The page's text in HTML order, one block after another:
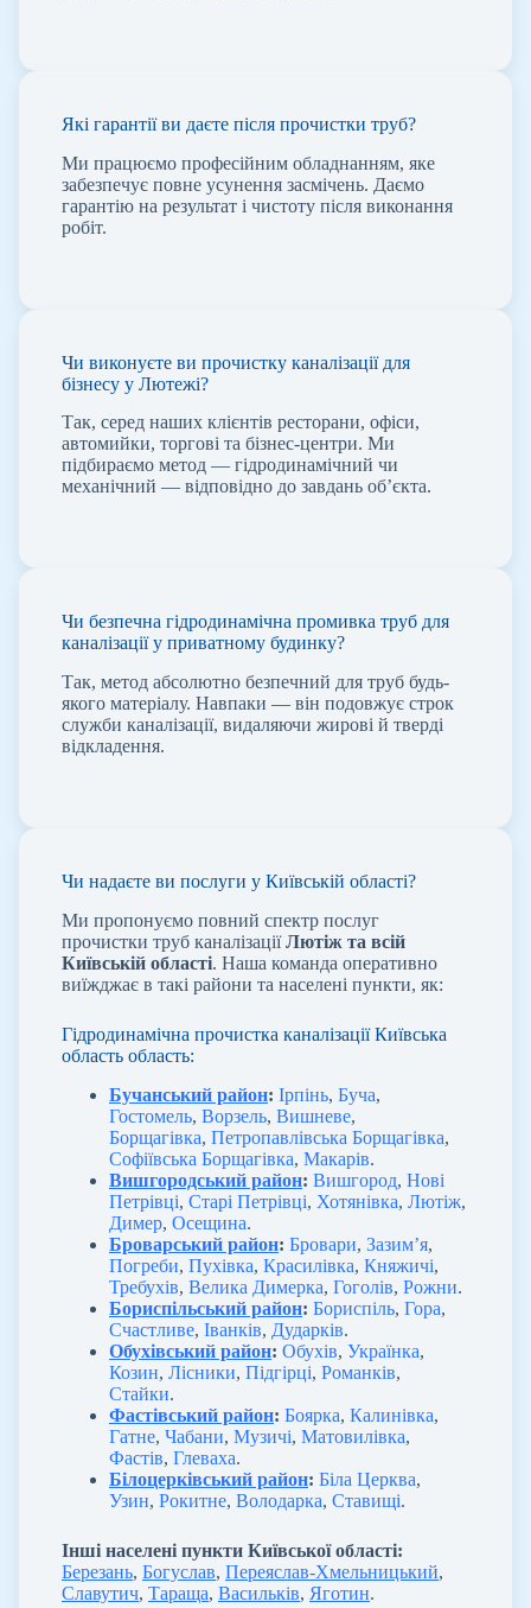
Які гарантії ви даєте після прочистки труб?
Ми працюємо професійним обладнанням, яке
забезпечує повне усунення засмічень. Даємо
гарантію на результат і чистоту після виконання
робіт.
Чи виконуєте ви прочистку каналізації для
бізнесу у Лютежі?
Так, серед наших клієнтів ресторани, офіси,
автомийки, торгові та бізнес-центри. Ми
підбираємо метод — гідродинамічний чи
механічний — відповідно до завдань об’єкта.
Чи безпечна гідродинамічна промивка труб для
каналізації у приватному будинку?
Так, метод абсолютно безпечний для труб будь-
якого матеріалу. Навпаки — він подовжує строк
служби каналізації, видаляючи жирові й тверді
відкладення.
Чи надаєте ви послуги у Київській області?
Ми пропонуємо повний спектр послуг
прочистки труб каналізаціїЛютіж та всій
Київській області. Наша команда оперативно
виїжджає в такі райони та населені пункти, як:
Гідродинамічна прочистка каналізації Київська
область область:
Бучанський район: Ірпінь, Буча,
Гостомель, Ворзель, Вишневе,
Борщагівка, Петропавлівська Борщагівка,
Софіївська Борщагівка, Макарів.
Вишгородський район: Вишгород, Нові
Петрівці, Старі Петрівці, Хотянівка, Лютіж,
Димер, Осещина.
Броварський район: Бровари, Зазим’я,
Погреби, Пухівка, Красилівка, Княжичі,
Требухів, Велика Димерка, Гоголів, Рожни.
Бориспільський район: Бориспіль, Гора,
Счастливе, Іванків, Дударків.
Обухівський район: Обухів, Українка,
Козин, Лісники, Підгірці, Романків,
Стайки.
Фастівський район: Боярка, Калинівка,
Гатне, Чабани, Музичі, Матовилівка,
Фастів, Глеваха.
Білоцерківський район: Біла Церква,
Узин, Рокитне, Володарка, Ставищі.
Інші населені пункти Київської області:
Березань, Богуслав, Переяслав-Хмельницький,
Славутич, Тараща, Васильків, Яготин.